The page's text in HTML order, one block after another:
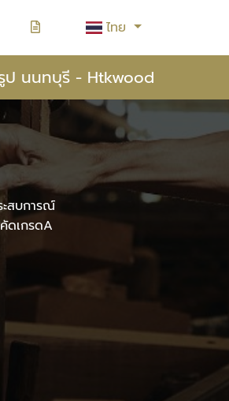
ไทย
รูป นนทบุรี - Htkwood
ะสบการณ์
ดเกรดA